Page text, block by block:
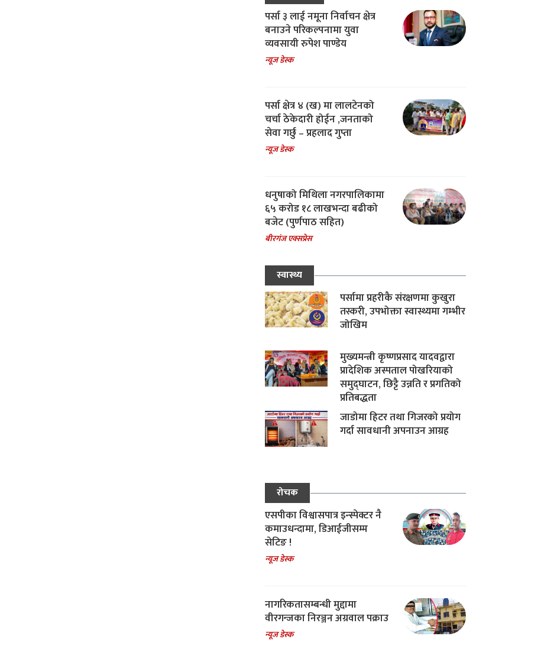
पर्सा ३ लाई नमूना निर्वाचन क्षेत्र
बनाउने परिकल्पनामा युवा
व्यवसायी रुपेश पाण्डेय
न्यूज डेस्क
पर्सा क्षेत्र ४ (ख) मा लालटेनको
चर्चा ठेकेदारी होईन ,जनताको
सेवा गर्छु – प्रहलाद गुप्ता
न्यूज डेस्क
धनुषाको मिथिला नगरपालिकामा
६५ करोड १८ लाखभन्दा बढीको
बजेट (पुर्णपाठ सहित)
बीरगंज एक्सप्रेस
स्वास्थ्य
पर्सामा प्रहरीकै संरक्षणमा कुखुरा
तस्करी, उपभोक्ता स्वास्थ्यमा गम्भीर
जोखिम
मुख्यमन्त्री कृष्णप्रसाद यादवद्वारा
प्रादेशिक अस्पताल पोखरियाको
समुद्घाटन, छिट्टै उन्नति र प्रगतिको
प्रतिबद्धता
जाडोमा हिटर तथा गिजरको प्रयोग
गर्दा सावधानी अपनाउन आग्रह
रोचक
एसपीका विश्वासपात्र इन्स्पेक्टर नै
कमाउधन्दामा, डिआईजीसम्म
सेटिङ !
न्यूज डेस्क
नागरिकतासम्बन्धी मुद्दामा
वीरगन्जका निरञ्जन अग्रवाल पक्राउ
न्यूज डेस्क